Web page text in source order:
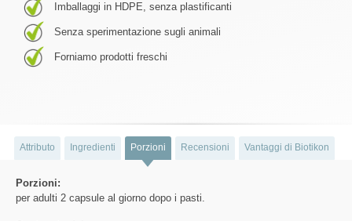
Imballaggi in HDPE, senza plastificanti
Senza sperimentazione sugli animali
Forniamo prodotti freschi
Attributo Ingredienti Porzioni Recensioni Vantaggi di Biotikon
Porzioni:
per adulti 2 capsule al giorno dopo i pasti.